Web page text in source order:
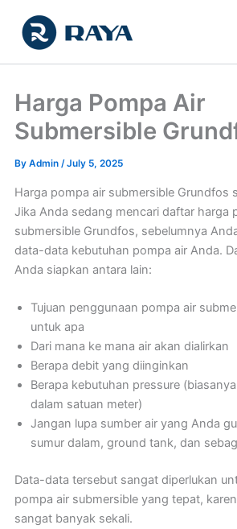
content
Harga Pompa Air
Submersible
By Admin /July 5, 2025
Harga pompa air submersible Grundfos
Jika Anda sedang mencari daftar harga
submersible Grundfos, sebelumnya
data-data kebutuhan pompa air Anda.
Anda siapkan antara lain:
Tujuan penggunaan pompa air
untuk apa
Dari mana ke mana air akan dialirkan
Berapa debit yang diinginkan
Berapa kebutuhan pressure
dalam satuan meter)
Jangan lupa sumber air yang Anda
sumur dalam, ground tank, dan
Data-data tersebut sangat diperlukan
pompa air submersible yang tepat,
sangat banyak sekali.